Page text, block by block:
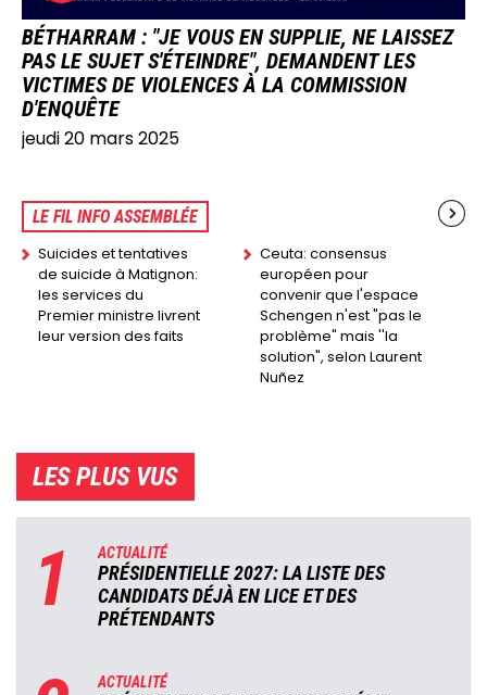
BÉTHARRAM : "JE VOUS EN SUPPLIE, NE LAISSEZ
PAS LE SUJET S'ÉTEINDRE", DEMANDENT LES
VICTIMES DE VIOLENCES À LA COMMISSION
D'ENQUÊTE
jeudi 20 mars 2025
LE FIL INFO ASSEMBLÉE
Suicides et tentatives
de suicide à Matignon:
les services du
Premier ministre livrent
leur version des faits
Ceuta: consensus
européen pour
convenir que l'espace
Schengen n'est "pas le
problème" mais ''la
solution", selon Laurent
Nuñez
LES PLUS VUS
1 ACTUALITÉ
PRÉSIDENTIELLE 2027: LA LISTE DES
CANDIDATS DÉJÀ EN LICE ET DES
PRÉTENDANTS
ACTUALITÉ